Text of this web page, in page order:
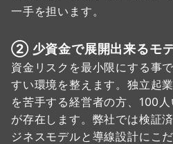
一手を担います。
② 少資金で展開出来るモ
資金リスクを最小限にする事
すい環境を整えます。独立起
を苦手する経営者の方、100
が存在します。弊社では検証
ジネスモデルと導線設計にこ